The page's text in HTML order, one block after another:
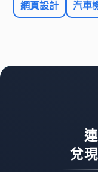
網頁設計 汽車
兌